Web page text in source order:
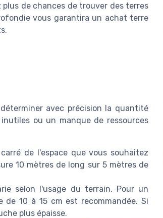
de chances de trouver des terres
vous garantira un achat terre
avec précision la quantité
ou un manque de ressources
de l'espace que vous souhaitez
10 mètres de long sur 5 mètres de
selon l'usage du terrain. Pour un
de 10 à 15 cm est recommandée. Si
plus épaisse.